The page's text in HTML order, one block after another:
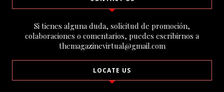
Si tienes alguna duda, solicitud de promoción,
colaboraciones o comentarios, puedes escribirnos a
themagazinevirtual@gmail.com
LOCATE US